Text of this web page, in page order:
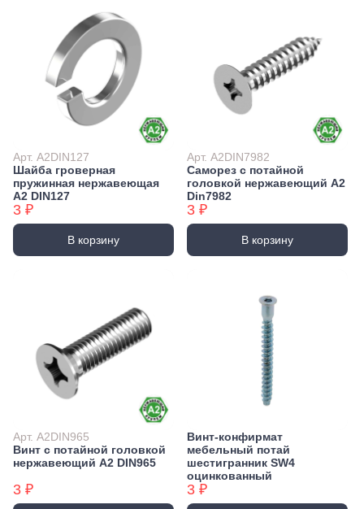
Арт. А2DIN127
Шайба гроверная
пружинная нержавеющая
А2 DIN127
3 ₽
В корзину
Арт. А2DIN7982
Саморез с потайной
головкой нержавеющий А2
Din7982
3 ₽
В корзину
Арт. А2DIN965
Винт с потайной головкой
нержавеющий А2 DIN965
3 ₽
Винт-конфирмат
мебельный потай
шестигранник SW4
оцинкованный
3 ₽